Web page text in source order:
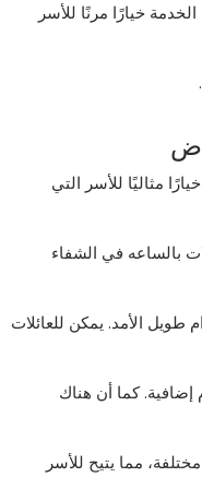
خيارًا مرنًا للأسر
مثاليًا للأسر التي
بالساعه في الشفاء
طويل الأمد. يمكن للعائلات
كما أن هناك
مما يتيح للأسر